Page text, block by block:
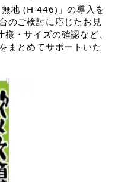
無地 (H-446)」の導入を
のご検討に応じたお見
・サイズの確認など、
まとめてサポートいた